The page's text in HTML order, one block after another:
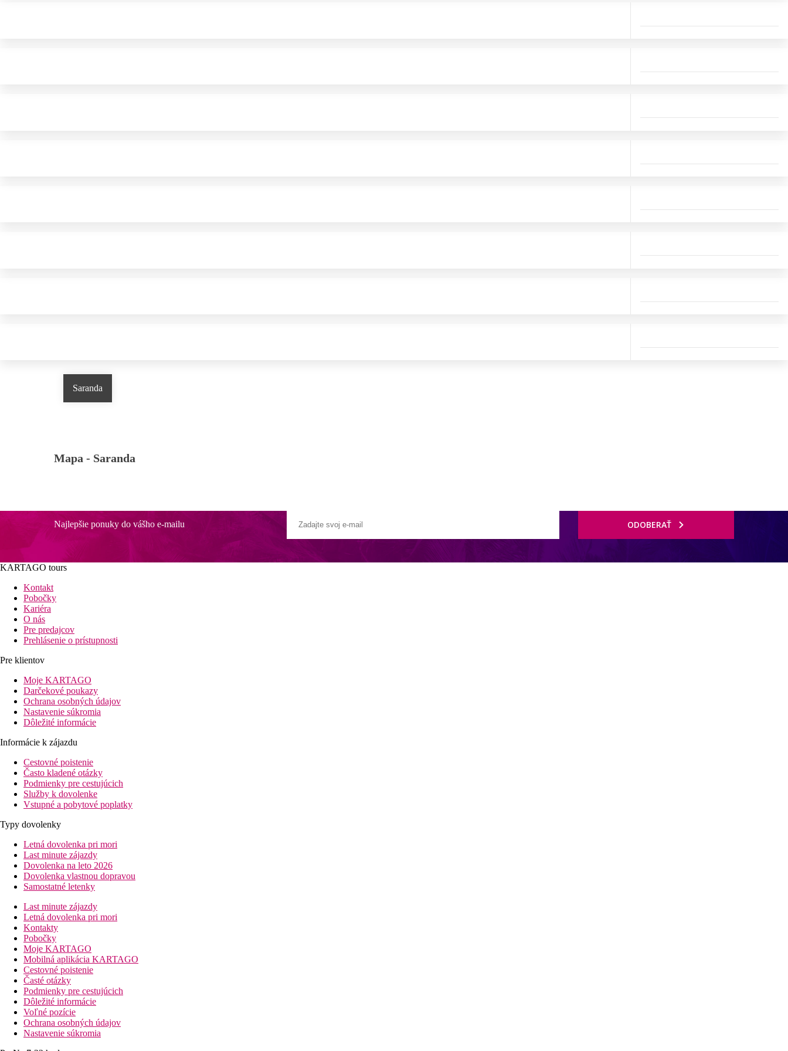
Saranda
Mapa - Saranda
Najlepšie ponuky do vášho e-mailu ODOBERAŤ
KARTAGO tours
Kontakt
Pobočky
Kariéra
O nás
Pre predajcov
Prehlásenie o prístupnosti
Pre klientov
Moje KARTAGO
Darčekové poukazy
Ochrana osobných údajov
Nastavenie súkromia
Dôležité informácie
Informácie k zájazdu
Cestovné poistenie
Často kladené otázky
Podmienky pre cestujúcich
Služby k dovolenke
Vstupné a pobytové poplatky
Typy dovolenky
Letná dovolenka pri mori
Last minute zájazdy
Dovolenka na leto 2026
Dovolenka vlastnou dopravou
Samostatné letenky
Last minute zájazdy
Letná dovolenka pri mori
Kontakty
Pobočky
Moje KARTAGO
Mobilná aplikácia KARTAGO
Cestovné poistenie
Časté otázky
Podmienky pre cestujúcich
Dôležité informácie
Voľné pozície
Ochrana osobných údajov
Nastavenie súkromia